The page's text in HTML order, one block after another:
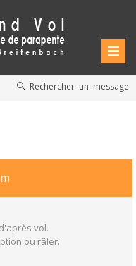
Rechercher un message
vol.
ou râler.